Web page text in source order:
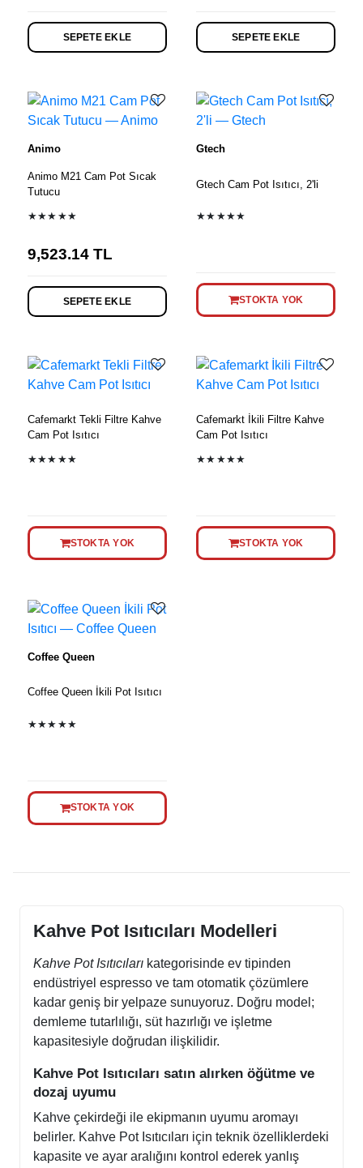
SEPETE EKLE SEPETE EKLE
Animo
Animo M21 Cam Pot Sıcak
Tutucu
★★★★★
9,523.14TL
SEPETE EKLE
Gtech
Gtech Cam Pot Isıtıcı, 2'li
★★★★★
STOKTA YOK
Cafemarkt Tekli Filtre Kahve
Cam Pot Isıtıcı
★★★★★
STOKTA YOK
Cafemarkt İkili Filtre Kahve
Cam Pot Isıtıcı
★★★★★
STOKTA YOK
Coffee Queen
Coffee Queen İkili Pot Isıtıcı
★★★★★
STOKTA YOK
Kahve Pot Isıtıcıları Modelleri
Kahve Pot Isıtıcılarıkategorisinde ev tipinden
endüstriyel espresso ve tam otomatik çözümlere
kadar geniş bir yelpaze sunuyoruz. Doğru model;
demleme tutarlılığı, süt hazırlığı ve işletme
kapasitesiyle doğrudan ilişkilidir.
Kahve Pot Isıtıcıları satın alırken öğütme ve
dozaj uyumu
Kahve çekirdeği ile ekipmanın uyumu aromayı
belirler. Kahve Pot Isıtıcıları için teknik özelliklerdeki
kapasite ve ayar aralığını kontrol ederek yanlış